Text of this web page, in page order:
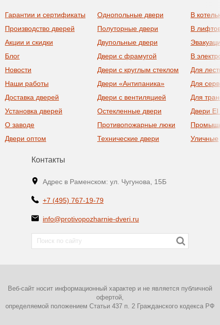
Гарантии и сертификаты
Производство дверей
Акции и скидки
Блог
Новости
Наши работы
Доставка дверей
Установка дверей
О заводе
Двери оптом
Однопольные двери
Полуторные двери
Двупольные двери
Двери с фрамугой
Двери с круглым стеклом
Двери «Антипаника»
Двери с вентиляцией
Остекленные двери
Противопожарные люки
Технические двери
В
В
В
Для
Для
Для
Двери
Уличные
Контакты
Адрес в Раменском: ул. Чугунова, 15Б
+7 (495) 767-19-79
info@protivopozharnie-dveri.ru
Веб-сайт носит информационный характер и не является публичной
офертой,
определяемой положением Статьи 437 п. 2 Гражданского кодекса РФ